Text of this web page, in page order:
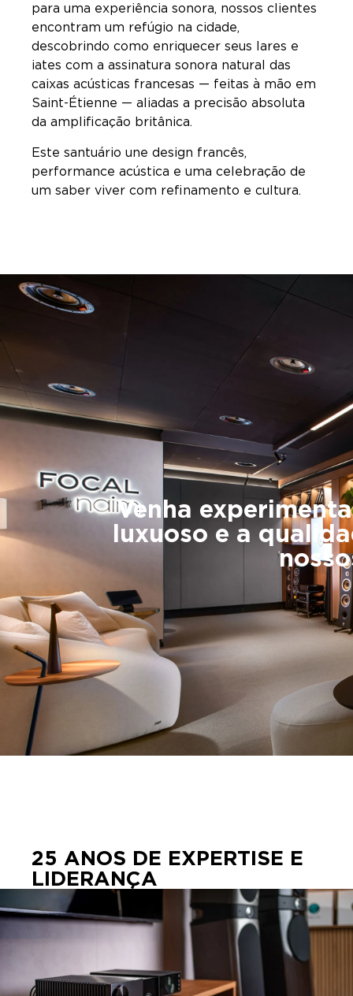
para uma experiência sonora, nossos clientes
encontram um refúgio na cidade,
descobrindo como enriquecer seus lares e
iates com a assinatura sonora natural das
caixas acústicas francesas — feitas à mão em
Saint-Étienne — aliadas a precisão absoluta
da amplificação britânica.
Este santuário une design francês,
performance acústica e uma celebração de
um saber viver com refinamento e cultura.
Venha
luxuoso e a
25 ANOS DE EXPERTISE E
LIDERANÇA